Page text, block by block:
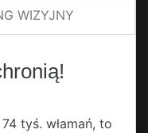
WIZYJNY
tyś. włamań, to